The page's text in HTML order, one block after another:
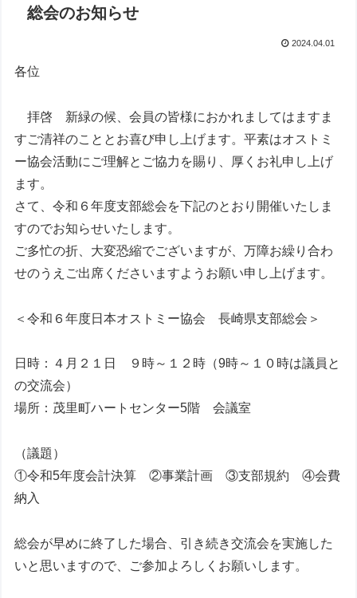
総会のお知らせ
2024.04.01
各位
拝啓 新緑の候、会員の皆様におかれましてはますま
すご清祥のこととお喜び申し上げます。平素はオストミ
ー協会活動にご理解とご協力を賜り、厚くお礼申し上げ
ます。
さて、令和６年度支部総会を下記のとおり開催いたしま
すのでお知らせいたします。
ご多忙の折、大変恐縮でございますが、万障お繰り合わ
せのうえご出席くださいますようお願い申し上げます。
＜令和６年度日本オストミー協会 長崎県支部総会＞
日時：４月２１日 ９時～１２時（9時～１０時は議員と
の交流会）
場所：茂里町ハートセンター5階 会議室
（議題）
①令和5年度会計決算 ②事業計画 ③支部規約 ④会費
納入
総会が早めに終了した場合、引き続き交流会を実施した
いと思いますので、ご参加よろしくお願いします。